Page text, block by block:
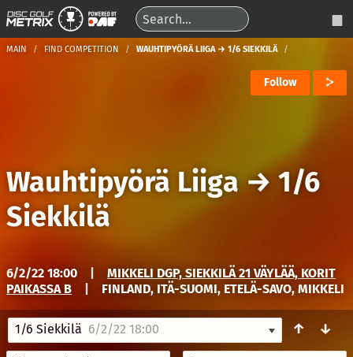
MAIN FIND COMPETITION WAUHTIPYÖRÄ LIIGA → 1/6 SIEKKILÄ
Follow
Wauhtipyörä Liiga→1/6
Siekkilä
6/2/22 18:00
MIKKELI DGP, SIEKKILÄ 21 VÄYLÄÄ, KORIT
PAIKASSA B
FINLAND, ITÄ-SUOMI, ETELÄ-SAVO, MIKKELI
1/6 Siekkilä 6/2/22 18:00 ↑ ↓